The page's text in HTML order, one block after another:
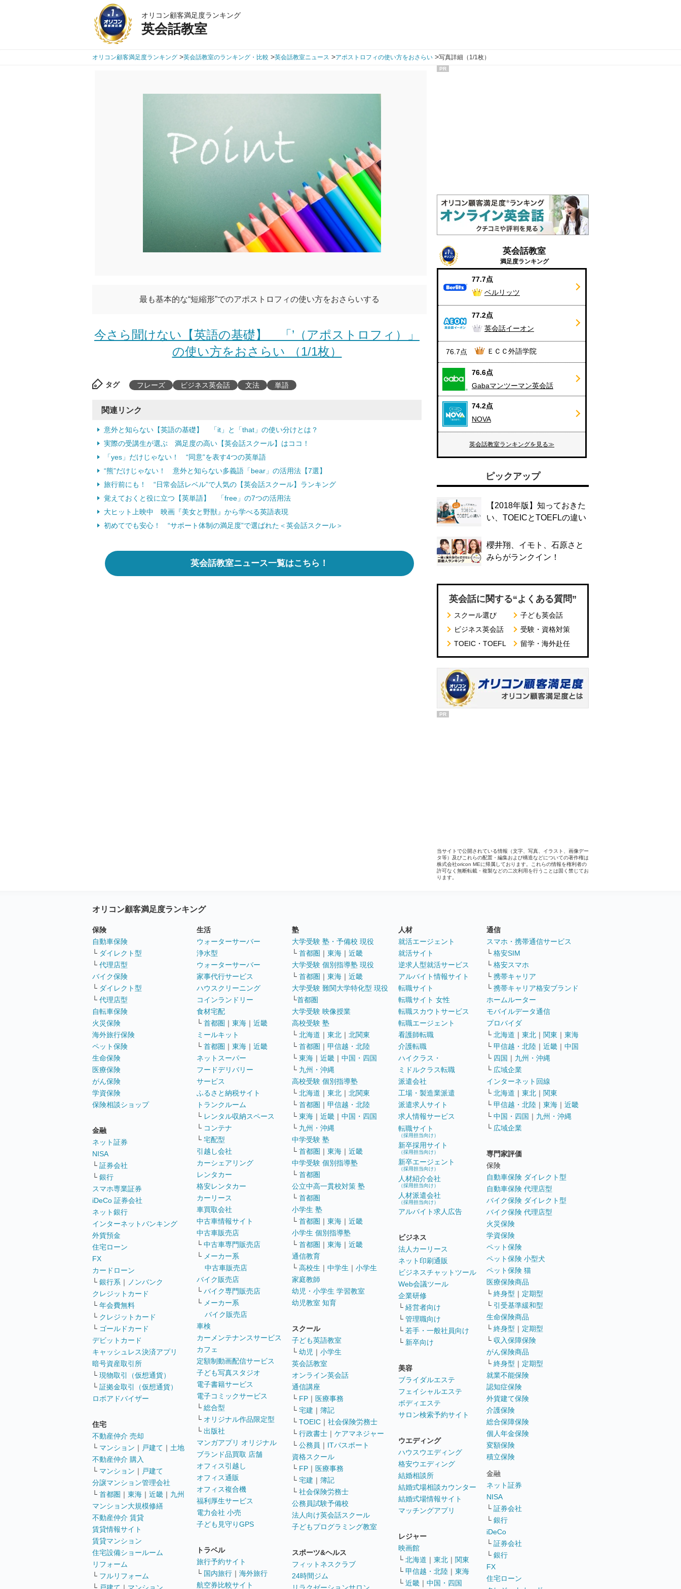
オリコン顧客満足度ランキング
英会話教室
オリコン顧客満足度ランキング >英会話教室のランキング・比較 >英会話教室ニュース >アポストロフィの使い方をおさらい >写真詳細（1/1枚）
最も基本的な“短縮形”でのアポストロフィの使い方をおさらいする
今さら聞けない【英語の基礎】 「’（アポストロフィ）」
の使い方をおさらい （1/1枚）
タグ フレーズ ビジネス英会話 文法 単語
関連リンク
意外と知らない【英語の基礎】 「it」と「that」の使い分けとは？
実際の受講生が選ぶ 満足度の高い【英会話スクール】はココ！
「yes」だけじゃない！ “同意”を表す4つの英単語
“熊”だけじゃない！ 意外と知らない多義語「bear」の活用法【7選】
旅行前にも！ “日常会話レベル”で人気の【英会話スクール】ランキング
覚えておくと役に立つ【英単語】 「free」の7つの活用法
大ヒット上映中 映画『美女と野獣』から学べる英語表現
初めてでも安心！ “サポート体制の満足度”で選ばれた＜英会話スクール＞
英会話教室ニュース一覧はこちら！
PR
英会話教室
満足度ランキング
77.7点
ベルリッツ
77.2点
英会話イーオン
76.7点 ＥＣＣ外語学院
76.6点
Gabaマンツーマン英会話
74.2点
NOVA
英会話教室ランキングを見る≫
ピックアップ
【2018年版】知っておきた
い、TOEICとTOEFLの違い
櫻井翔、イモト、石原さと
みらがランクイン！
英会話に関する“よくある質問”
スクール選び
子ども英会話
ビジネス英会話
受験・資格対策
TOEIC・TOEFL
留学・海外赴任
PR
当サイトで公開されている情報（文字、写真、イラスト、画像デー
タ等）及びこれらの配置・編集および構造などについての著作権は
株式会社oricon MEに帰属しております。これらの情報を権利者の
許可なく無断転載・複製などの二次利用を行うことは固く禁じてお
ります。
オリコン顧客満足度ランキング
保険
自動車保険
└ ダイレクト型
└ 代理店型
バイク保険
└ ダイレクト型
└ 代理店型
自転車保険
火災保険
海外旅行保険
ペット保険
生命保険
医療保険
がん保険
学資保険
保険相談ショップ
金融
ネット証券
NISA
└ 証券会社
└ 銀行
スマホ専業証券
iDeCo 証券会社
ネット銀行
インターネットバンキング
外貨預金
住宅ローン
FX
カードローン
└ 銀行系 ｜
ノンバンク
クレジットカード
└ 年会費無料
└ クレジットカード
└ ゴールドカード
デビットカード
キャッシュレス決済アプリ
暗号資産取引所
└ 現物取引（仮想通貨）
└ 証拠金取引（仮想通貨）
ロボアドバイザー
住宅
不動産仲介 売却
└ マンション ｜ 戸建て ｜ 土地
不動産仲介 購入
└ マンション ｜ 戸建て
分譲マンション管理会社
└ 首都圏 ｜ 東海 ｜ 近畿 ｜ 九州
マンション大規模修繕
不動産仲介 賃貸
賃貸情報サイト
賃貸マンション
住宅設備ショールーム
リフォーム
└ フルリフォーム
生活
ウォーターサーバー
浄水型
ウォーターサーバー
家事代行サービス
ハウスクリーニング
コインランドリー
食材宅配
└ 首都圏 ｜ 東海 ｜ 近畿
ミールキット
└ 首都圏 ｜ 東海 ｜ 近畿
ネットスーパー
フードデリバリー
サービス
ふるさと納税サイト
トランクルーム
└ レンタル収納スペース
└ コンテナ
└ 宅配型
引越し会社
カーシェアリング
レンタカー
格安レンタカー
カーリース
車買取会社
中古車情報サイト
中古車販売店
└ 中古車専門販売店
└ メーカー系
中古車販売店
バイク販売店
└ バイク専門販売店
└ メーカー系
バイク販売店
車検
カーメンテナンスサービス
カフェ
定額制動画配信サービス
子ども写真スタジオ
電子書籍サービス
電子コミックサービス
└ 総合型
└ オリジナル作品限定型
└ 出版社
マンガアプリ オリジナル
ブランド品買取 店舗
オフィス引越し
オフィス通販
オフィス複合機
福利厚生サービス
電力会社 小売
子ども見守りGPS
トラベル
旅行予約サイト
└ 国内旅行 ｜ 海外旅行
航空券比較サイト
塾
大学受験 塾・予備校 現役
└ 首都圏 ｜ 東海 ｜ 近畿
大学受験 個別指導塾 現役
└ 首都圏 ｜ 東海 ｜ 近畿
大学受験 難関大学特化型 現役
└首都圏
大学受験 映像授業
高校受験 塾
└ 北海道 ｜ 東北 ｜ 北関東
└ 首都圏 ｜ 甲信越・北陸
└ 東海 ｜ 近畿 ｜ 中国・四国
└ 九州・沖縄
高校受験 個別指導塾
└ 北海道 ｜ 東北 ｜ 北関東
└ 首都圏 ｜ 甲信越・北陸
└ 東海 ｜ 近畿 ｜ 中国・四国
└ 九州・沖縄
中学受験 塾
└ 首都圏 ｜ 東海 ｜ 近畿
中学受験 個別指導塾
└ 首都圏
公立中高一貫校対策 塾
└ 首都圏
小学生 塾
└ 首都圏 ｜ 東海 ｜ 近畿
小学生 個別指導塾
└ 首都圏 ｜ 東海 ｜ 近畿
通信教育
└ 高校生 ｜ 中学生 ｜ 小学生
家庭教師
幼児・小学生 学習教室
幼児教室 知育
スクール
子ども英語教室
└ 幼児 ｜ 小学生
英会話教室
オンライン英会話
通信講座
└ FP ｜ 医療事務
└ 宅建 ｜ 簿記
└ TOEIC ｜ 社会保険労務士
└ 行政書士 ｜ ケアマネジャー
└ 公務員 ｜ ITパスポート
資格スクール
└ FP ｜ 医療事務
└ 宅建 ｜ 簿記
└ 社会保険労務士
公務員試験予備校
法人向け英会話スクール
子どもプログラミング教室
スポーツ&ヘルス
フィットネスクラブ
24時間ジム
人材
就活エージェント
就活サイト
逆求人型就活サービス
アルバイト情報サイト
転職サイト
転職サイト 女性
転職スカウトサービス
転職エージェント
看護師転職
介護転職
ハイクラス・
ミドルクラス転職
派遣会社
工場・製造業派遣
派遣求人サイト
求人情報サービス
転職サイト
（採用担当向け）
新卒採用サイト
（採用担当向け）
新卒エージェント
（採用担当向け）
人材紹介会社
（採用担当向け）
人材派遣会社
（採用担当向け）
アルバイト求人広告
ビジネス
法人カーリース
ネット印刷通販
ビジネスチャットツール
Web会議ツール
企業研修
└ 経営者向け
└ 管理職向け
└ 若手・一般社員向け
└ 新卒向け
美容
ブライダルエステ
フェイシャルエステ
ボディエステ
サロン検索予約サイト
ウエディング
ハウスウエディング
格安ウエディング
結婚相談所
結婚式場相談カウンター
結婚式場情報サイト
マッチングアプリ
レジャー
映画館
└ 北海道 ｜ 東北 ｜ 関東
└ 甲信越・北陸 ｜ 東海
└ 近畿 ｜ 中国・四国
通信
スマホ・携帯通信サービス
└ 格安SIM
└ 格安スマホ
└ 携帯キャリア
└ 携帯キャリア格安ブランド
ホームルーター
モバイルデータ通信
プロバイダ
└ 北海道 ｜ 東北 ｜ 関東 ｜ 東海
└ 甲信越・北陸 ｜ 近畿 ｜ 中国
└ 四国 ｜ 九州・沖縄
└ 広域企業
インターネット回線
└ 北海道 ｜ 東北 ｜ 関東
└ 甲信越・北陸 ｜ 東海 ｜ 近畿
└ 中国・四国 ｜ 九州・沖縄
└ 広域企業
専門家評価
保険
自動車保険 ダイレクト型
自動車保険 代理店型
バイク保険 ダイレクト型
バイク保険 代理店型
火災保険
学資保険
ペット保険
ペット保険 小型犬
ペット保険 猫
医療保険商品
└ 終身型 ｜ 定期型
└ 引受基準緩和型
生命保険商品
└ 終身型 ｜ 定期型
└ 収入保障保険
がん保険商品
└ 終身型 ｜ 定期型
就業不能保険
認知症保険
外貨建て保険
介護保険
総合保障保険
個人年金保険
変額保険
積立保険
金融
ネット証券
NISA
└ 証券会社
└ 銀行
iDeCo
└ 証券会社
└ 銀行
FX
住宅ローン